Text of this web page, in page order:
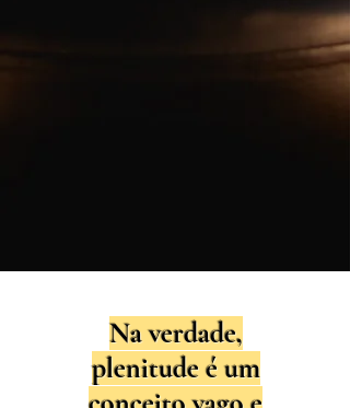
Na verdade,
plenitude é um